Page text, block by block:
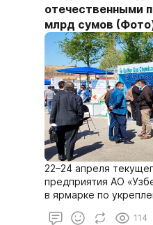
отечественными
млрд сумов
22–24 апреля
предприятия АО
в ярмарке по
энергетической,
114